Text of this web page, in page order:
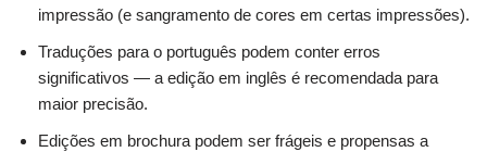
impressão (e sangramento de cores em certas impressões).
Traduções para o português podem conter erros
significativos — a edição em inglês é recomendada para
maior precisão.
Edições em brochura podem ser frágeis e propensas a